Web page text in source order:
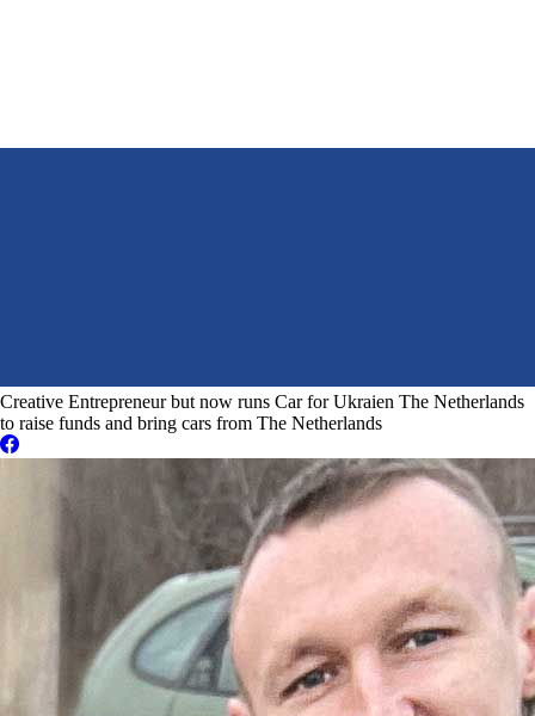
Creative Entrepreneur but now runs Car for Ukraien The Netherlands
to raise funds and bring cars from The Netherlands